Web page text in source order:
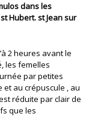
dans les
Hubert. st Jean sur
2 heures avant le
les femelles
par petites
et au crépuscule , au
réduite par clair de
que les